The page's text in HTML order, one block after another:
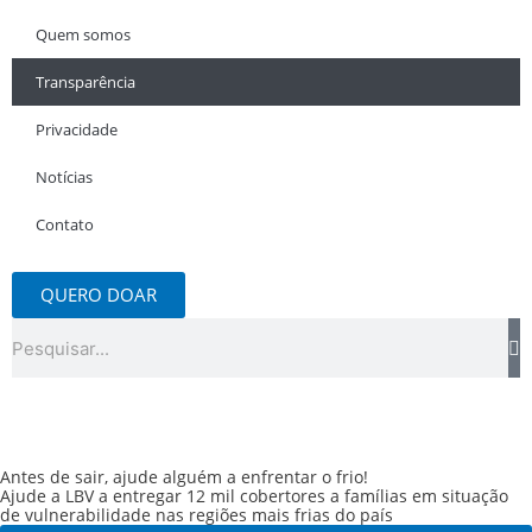
Quem somos
Transparência
Privacidade
Notícias
Contato
QUERO DOAR
Antes de sair, ajude alguém a enfrentar o frio!
Ajude a LBV a entregar 12 mil cobertores a famílias em situação
de vulnerabilidade nas regiões mais frias do país